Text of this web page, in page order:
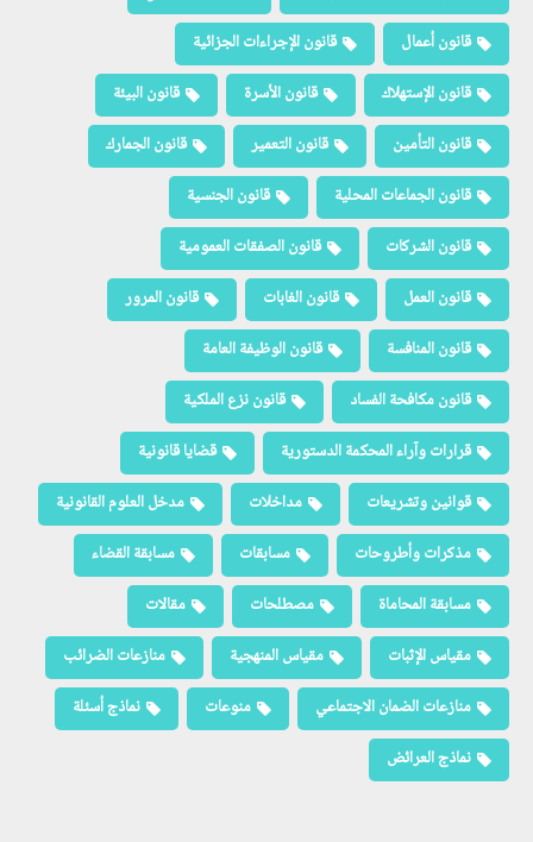
قانون أعمال
قانون الإجراءات الجزائية
قانون الإستهلاك
قانون الأسرة
قانون البيئة
قانون التأمين
قانون التعمير
قانون الجمارك
قانون الجماعات المحلية
قانون الجنسية
قانون الشركات
قانون الصفقات العمومية
قانون العمل
قانون الغابات
قانون المرور
قانون المنافسة
قانون الوظيفة العامة
قانون مكافحة الفساد
قانون نزع الملكية
قرارات وآراء المحكمة الدستورية
قضايا قانونية
قوانين وتشريعات
مداخلات
مدخل العلوم القانونية
مذكرات وأطروحات
مسابقات
مسابقة القضاء
مسابقة المحاماة
مصطلحات
مقالات
مقياس الإثبات
مقياس المنهجية
منازعات الضرائب
منازعات الضمان الاجتماعي
منوعات
نماذج أسئلة
نماذج العرائض